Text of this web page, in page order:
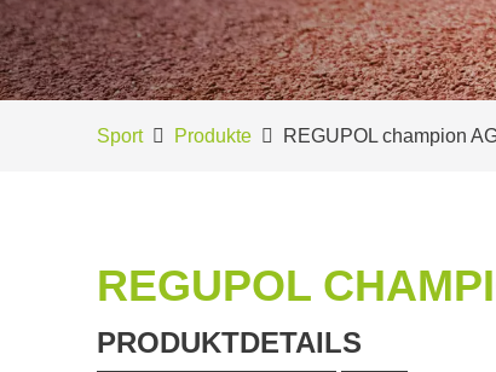
Sport Produkte REGUPOL champion
REGUPOL
PRODUKTDETAILS